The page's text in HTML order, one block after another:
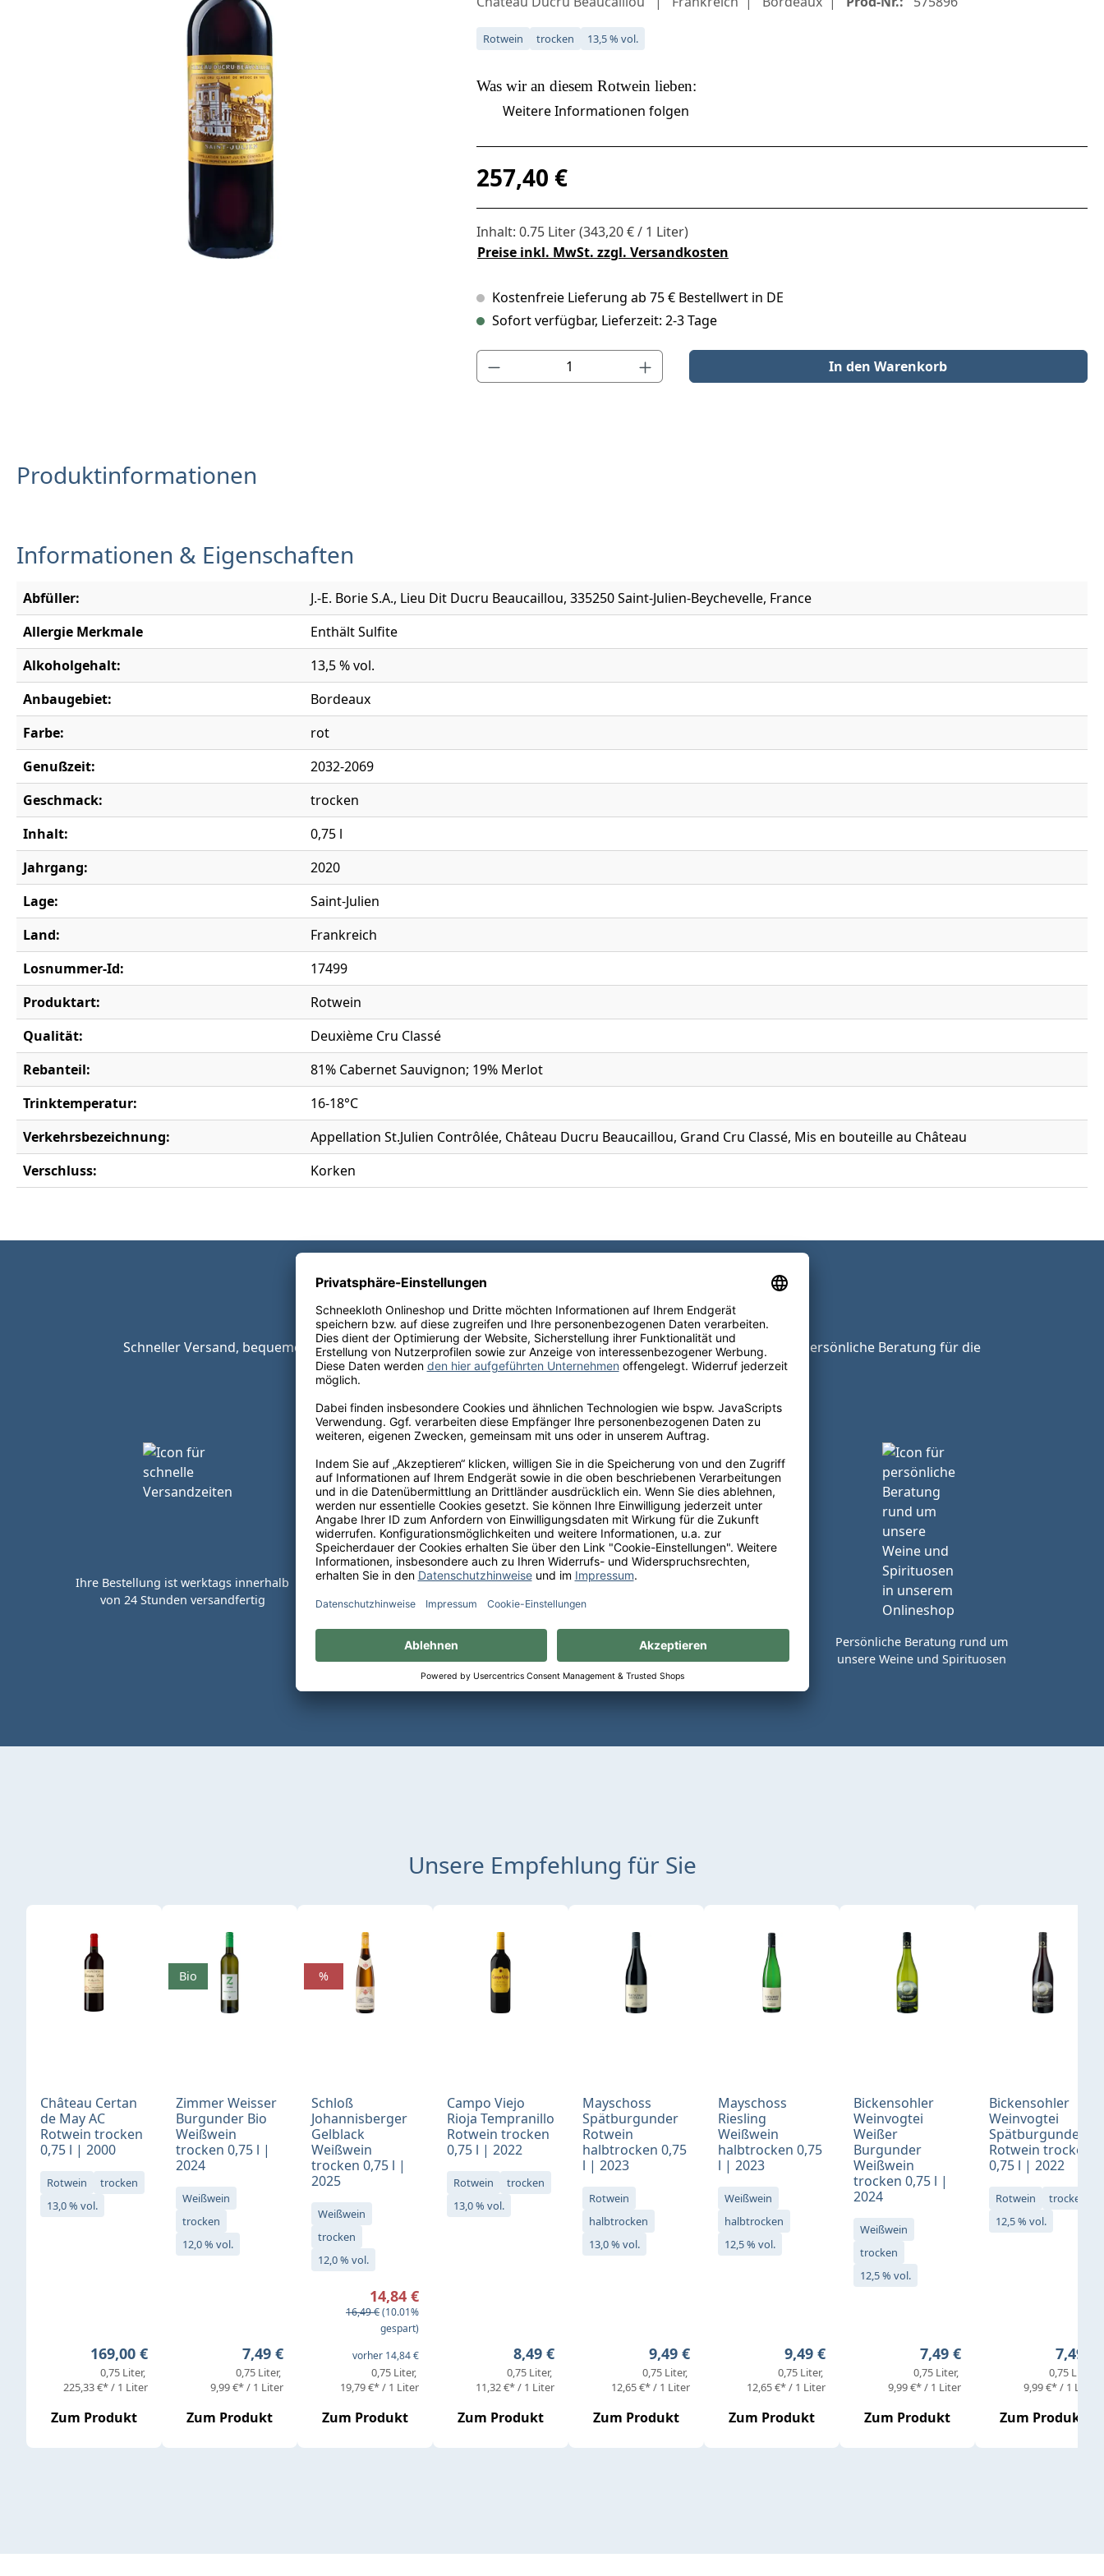
Rotwein trocken 13,5 % vol.
Was wir an diesem Rotwein lieben:
Weitere Informationen folgen
Regulärer Preis:
257,40 €
Inhalt: 0.75 Liter(343,20 € / 1 Liter)
Preise inkl. MwSt. zzgl. Versandkosten
Kostenfreie Lieferung ab 75 € Bestellwert in DE
Sofort verfügbar, Lieferzeit: 2-3 Tage
Produkt Anzahl: Gib den gewünschten Wert ein oder benutze die Schaltflächen um die Anzahl zu erhöhen oder zu
In den Warenkorb
Produktinformationen
Informationen & Eigenschaften
Abfüller:
J.-E. Borie S.A., Lieu Dit Ducru Beaucaillou, 335250 Saint-Julien-Beychevelle, France
Allergie Merkmale
Enthält Sulfite
Alkoholgehalt:
13,5 % vol.
Anbaugebiet:
Bordeaux
Farbe:
rot
Genußzeit:
2032-2069
Geschmack:
trocken
Inhalt:
0,75 l
Jahrgang:
2020
Lage:
Saint-Julien
Land:
Frankreich
Losnummer-Id:
17499
Produktart:
Rotwein
Qualität:
Deuxième Cru Classé
Rebanteil:
81% Cabernet Sauvignon; 19% Merlot
Trinktemperatur:
16-18°C
Verkehrsbezeichnung:
Appellation St.Julien Contrôlée, Château Ducru Beaucaillou, Grand Cru Classé, Mis en bouteille au Château
Verschluss:
Korken
Ihre Schneekloth-Vorteile
Schneller Versand, bequeme Zahlungsoptionen, kostenfreie Lieferung innerhalb Deutschlands sowie unsere persönliche Beratung für die
perfekte Weinauswahl.
Ihre Bestellung ist werktags innerhalb
von 24 Stunden versandfertig
Kaufen Sie bequem auf Rechnung mit
Lieferung ab 75 € Bestellwert in
Deutschland
Persönliche Beratung rund um
unsere Weine und Spirituosen
Unsere Empfehlung für Sie
Produktgalerie überspringen
Château Certan
de May AC
Rotwein trocken
0,75 l | 2000
Rotwein
trocken
13,0 % vol.
Regulärer Preis:
169,00 €
0,75 Liter
225,33 €* / 1 Liter
Zum Produkt
Zimmer Weisser
Burgunder Bio
Weißwein
trocken 0,75 l |
2024
Weißwein
trocken
12,0 % vol.
Regulärer Preis:
7,49 €
0,75 Liter
9,99 €* / 1 Liter
Zum Produkt
Bio
Schloß
Johannisberger
Gelblack
Weißwein
trocken 0,75 l |
2025
Weißwein
trocken
12,0 % vol.
Verkaufspreis:
14,84 €
Regulärer Preis:
16,49 €(10.01%
gespart)
vorher 14,84 €
0,75 Liter
19,79 €* / 1 Liter
Zum Produkt
%
Campo Viejo
Rioja Tempranillo
Rotwein trocken
0,75 l | 2022
Rotwein
trocken
13,0 % vol.
Regulärer Preis:
8,49 €
0,75 Liter
11,32 €* / 1 Liter
Zum Produkt
Mayschoss
Spätburgunder
Rotwein
halbtrocken 0,75
l | 2023
Rotwein
halbtrocken
13,0 % vol.
Regulärer Preis:
9,49 €
0,75 Liter
12,65 €* / 1 Liter
Zum Produkt
Mayschoss
Riesling
Weißwein
halbtrocken 0,75
l | 2023
Weißwein
halbtrocken
12,5 % vol.
Regulärer Preis:
9,49 €
0,75 Liter
12,65 €* / 1 Liter
Zum Produkt
Bickensohler
Weinvogtei
Weißer
Burgunder
Weißwein
trocken 0,75 l |
2024
Weißwein
trocken
12,5 % vol.
Regulärer Preis:
7,49 €
0,75 Liter
9,99 €* / 1 Liter
Zum Produkt
Bickensohler
Weinvogtei
Spätburgunder
Rotwein trocken
0,75 l | 2022
Rotwein
trocken
12,5 % vol.
7,49 €
0,75 Liter
9,99 €* / 1 Liter
Zum Produkt